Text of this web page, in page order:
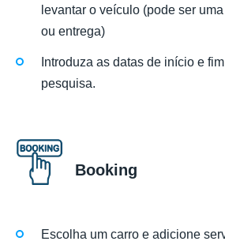
levantar o veículo (pode ser
ou entrega)
Introduza as datas de início e
pesquisa.
Booking
Escolha um carro e adicione